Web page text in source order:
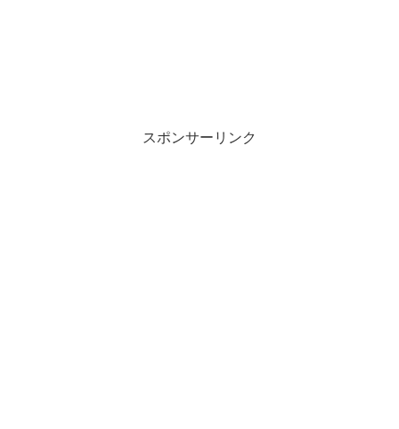
スポンサーリンク